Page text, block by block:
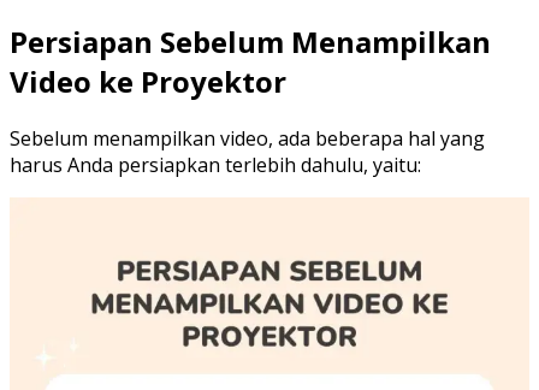
Persiapan Sebelum Menampilkan
Video ke Proyektor
Sebelum menampilkan video, ada beberapa hal yang
harus Anda persiapkan terlebih dahulu, yaitu: